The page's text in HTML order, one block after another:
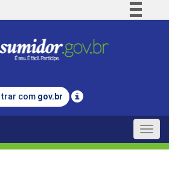
Comunica BR
Legislação
com gov.br
Toggle